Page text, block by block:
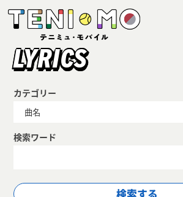
LYRICS
カテゴリー
検索ワード